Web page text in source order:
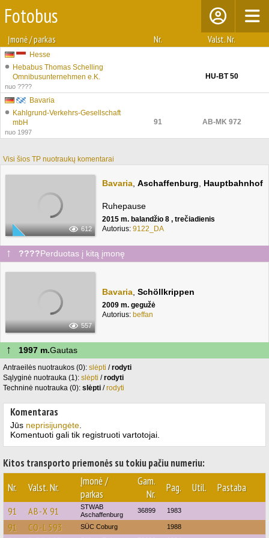
Fotobus
Įmonė / parkas Nr. Valst. Nr.
Hesse
Hebabus Thomas Schelling
Omnibusunternehmen e.K.
nuo ????
HU-BT 50
Bavaria
Kahlgrund-Verkehrs-Gesellschaft
mbH
nuo 1997
91 AB-MK 972
Visi šios TP nuotraukų komentarai
612
Bavaria, Aschaffenburg, Hauptbahnhof
Ruhepause
2015 m. balandžio 8 , trečiadienis
Autorius: 9122_DA
↑ ????Perduotas į kitą įmonę
557
Bavaria, Schöllkrippen
2009 m. gegužė
Autorius: beffan
↑ 1997 m.Gautas
Antraeilės nuotraukos (0): slėpti /rodyti
Sąlyginė nuotrauka (1): slėpti /rodyti
Techninė nuotrauka (0): slėpti /rodyti
Komentaras
Jūs neprisijungėte
Komentuoti gali tik registruoti vartotojai.
Kitos transporto priemonės su tokiu pačiu numeriu:
Nr.
Valst. Nr.
Įmonė /
parkas
Gam.
Nr.
Pag. Util. Pastaba
91 AB-X 91
STWAB
Aschaffenburg
36899 1983
91 CO-L 593 SÜC Coburg 1988